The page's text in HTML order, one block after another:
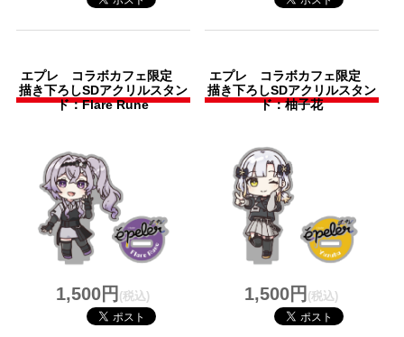
エプレ コラボカフェ限定
描き下ろしSDアクリルスタン
ド：Flare Rune
1,500円 (税込)
エプレ コラボカフェ限定
描き下ろしSDアクリルスタン
ド：柚子花
1,500円 (税込)